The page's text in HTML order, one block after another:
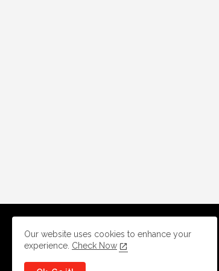
Our website uses cookies to enhance your
experience. Check Now